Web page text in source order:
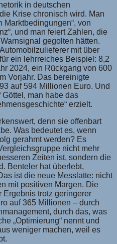
in deutschen
Krise chronisch wird. Man
Marktbedingungen“, von
und man feiert Zahlen, die
gegolten hätten.
mit über
ein lehrreiches Beispiel: 8,2
2024, ein Rückgang von 600
Vorjahr. Das bereinigte
auf 594 Millionen Euro. Und
man habe das
erzielt.
denn sie offenbart
Was bedeutet es, wenn
gerahmt werden? Es
nicht mehr
Zeiten ist, sondern die
Benteler hat überlebt,
ist die neue Messlatte: nicht
mit positiven Margen. Die
Ergebnis trotz geringerer
auf 365 Millionen – durch
durch das, was
„Optimierung“ nennt und
weniger machen, weil es